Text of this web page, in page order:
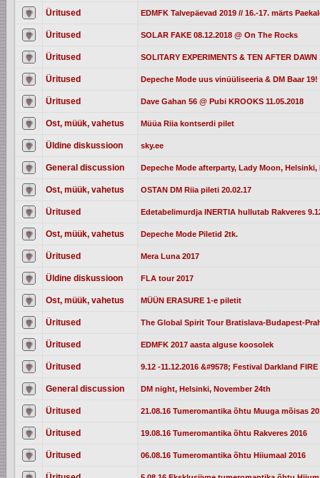
Üritused EDMFK Talvepäevad 2019 // 16.-17. märts
Üritused SOLAR FAKE 08.12.2018 @ On The Rocks
Üritused SOLITARY EXPERIMENTS & TEN AFTER
Üritused Depeche Mode uus vinüüliseeria & DM Baar 19!
Üritused Dave Gahan 56 @ Pubi KROOKS 11.05.2018
Ost, müük, vahetus Müüa Riia kontserdi pilet
Üldine diskussioon sky.ee
General discussion Depeche Mode afterparty, Lady Moon, Helsinki,
Ost, müük, vahetus OSTAN DM Riia pileti 20.02.17
Üritused Edetabelimurdja INERTIA hullutab Rakveres
Ost, müük, vahetus Depeche Mode Piletid 2tk.
Üritused Mera Luna 2017
Üldine diskussioon FLA tour 2017
Ost, müük, vahetus MÜÜN ERASURE 1-e piletit
Üritused The Global Spirit Tour Bratislava-Budapest-
Üritused EDMFK 2017 aasta alguse koosolek
Üritused 9.12 -11.12.2016 &#9578; Festival Darkland FIRE
General discussion DM night, Helsinki, November 24th
Üritused 21.08.16 Tumeromantika õhtu Muuga mõisas
Üritused 19.08.16 Tumeromantika õhtu Rakveres 2016
Üritused 06.08.16 Tumeromantika õhtu Hiiumaal 2016